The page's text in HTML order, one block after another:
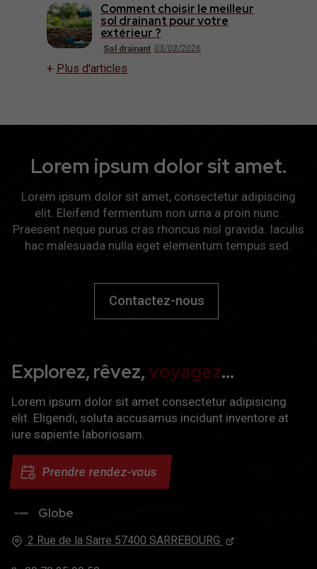
Sol drainant 03/03/2026
Comment choisir le meilleur
sol drainant pour votre
extérieur ?
Plus d'articles
Lorem ipsum dolor sit amet.
Lorem ipsum dolor sit amet, consectetur adipiscing
elit. Eleifend fermentum non urna a proin nunc.
Praesent neque purus cras rhoncus nisl gravida. Iaculis
hac malesuada nulla eget elementum tempus sed.
Contactez-nous
GlobeTrek
2 Rue de la Sarre 57400 SARREBOURG
Explorez, rêvez,voyagez…
Lorem ipsum dolor sit amet consectetur adipisicing
elit. Eligendi, soluta accusamus incidunt inventore at
iure sapiente laboriosam.
Prendre rendez-vous